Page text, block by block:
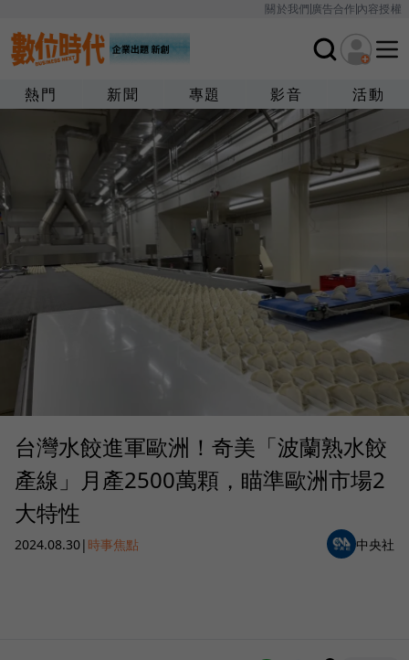
關於我們廣告合作內容授權
熱門 新聞 專題 影音 活動
台灣水餃進軍歐洲！奇美「波蘭熟水餃
產線」月產2500萬顆，瞄準歐洲市場2
大特性
2024.08.30| 時事焦點 中央社